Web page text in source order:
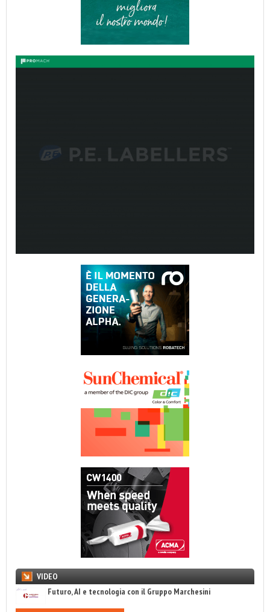
VIDEO
Futuro, AI e tecnologia con il Gruppo Marchesini